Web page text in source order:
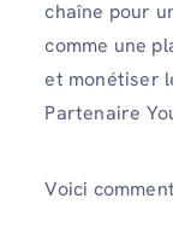
chaîne pour
comme une
et monétiser
Partenaire
Voici